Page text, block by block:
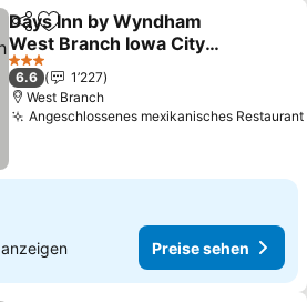
TeilenZu Favoriten hinzufügen
Days Inn by Wyndham
West Branch Iowa City
Area
Preise sehen
3 Sterne
6.6
1’227
West Branch
Angeschlossenes mexikanisches Restaurant
anzeigen Preise sehen